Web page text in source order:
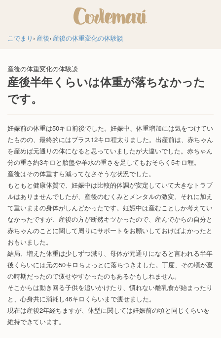
こでまり 産後 産後の体重変化の体験談
産後の体重変化の体験談
産後半年くらいは体重が落ちなかった
です。
妊娠前の体重は50キロ前後でした。妊娠中、体重増加には気をつけてい
たものの、最終的にはプラス12キロ程太りました。出産前は、赤ちゃん
を産めば元通りの体になると思っていましたが大違いでした。赤ちゃん
分の重さ約3キロと胎盤や羊水の重さを足してもおそらく5キロ程。
産後はその体重すら減ってなさそうな状況でした。
もともと健康体質で、妊娠中は比較的体調が安定していて大きなトラブ
ルはありませんでしたが、産後のむくみとメンタルの激変、それに加え
て重いままの身体がしんどかったです。妊娠中は産むことしか考えてい
なかったですが、産後の方が断然キツかったので、産んでからの自分と
赤ちゃんのことに関して周りにサポートをお願いしておけばよかったと
おもいました。
結局、増えた体重は少しずつ減り、母体が元通りになると言われる半年
後くらいには元の50キロちょっとに落ちつきました。丁度、その頃が夏
の時期だったので痩せやすかったのもあるかもしれません。
そこからは動き回る子供を追いかけたり、慣れない離乳食が始まったり
と、心身共に消耗し46キロくらいまで痩せました。
現在は産後2年経ちますが、体型に関しては妊娠前の頃と同じくらいを
維持できています。